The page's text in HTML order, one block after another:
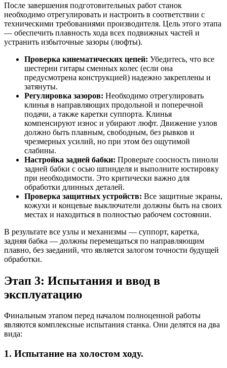
После завершения подготовительных работ станок
необходимо отрегулировать и настроить в соответствии с
техническими требованиями производителя. Цель этого этапа
— обеспечить плавность хода всех подвижных частей и
устранить избыточные зазоры (люфты).
Проверка кинематических цепей: Убедитесь, что все
шестерни гитары сменных колес (если она
предусмотрена конструкцией) надежно закреплены и
затянуты.
Регулировка зазоров: Необходимо отрегулировать
клинья в направляющих продольной и поперечной
подачи, а также каретки суппорта. Клинья
компенсируют износ и убирают люфт. Движение узлов
должно быть плавным, свободным, без рывков и
чрезмерных усилий, но при этом без ощутимой
слабины.
Настройка задней бабки: Проверьте соосность пиноли
задней бабки с осью шпинделя и выполните юстировку
при необходимости. Это критически важно для
обработки длинных деталей.
Проверка защитных устройств: Все защитные экраны,
кожухи и концевые выключатели должны быть на своих
местах и находиться в полностью рабочем состоянии.
В результате все узлы и механизмы — суппорт, каретка,
задняя бабка — должны перемещаться по направляющим
плавно, без заеданий, что является залогом точности будущей
обработки.
Этап 3: Испытания и ввод в
эксплуатацию
Финальным этапом перед началом полноценной работы
являются комплексные испытания станка. Они делятся на два
вида:
1. Испытание на холостом ходу.